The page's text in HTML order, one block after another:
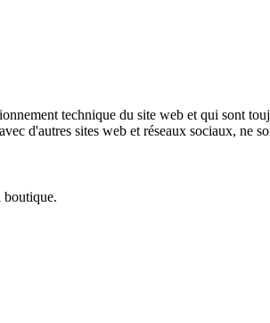
technique du site web et qui sont
d'autres sites web et réseaux sociaux, ne
boutique.